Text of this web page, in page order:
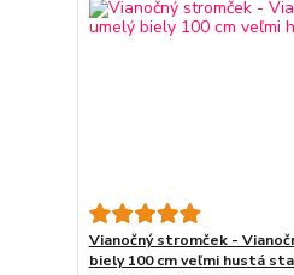
Vianočný stromček -
biely 100 cm veľmi hustá